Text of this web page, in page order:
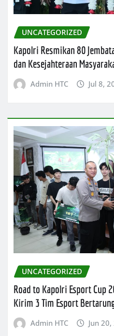
UNCATEGORIZED
Kapolri Resmikan 80
dan Kesejahteraan
Admin HTC Jul 8,
UNCATEGORIZED
Road to Kapolri Esport Cup
Kirim 3 Tim Esport
Admin HTC Jun